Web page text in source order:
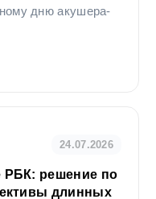
дню акушера-
24.07.2026
РБК: решение по
длинных